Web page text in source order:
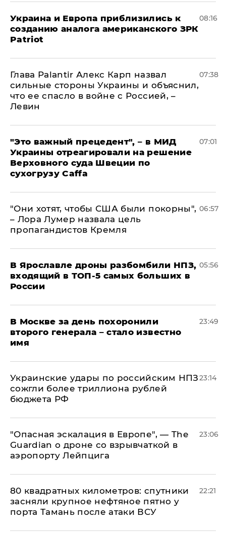
Украина и Европа приблизились к
созданию аналога американского ЗРК
Patriot
08:16
Глава Palantir Алекс Карп назвал
сильные стороны Украины и объяснил,
что ее спасло в войне с Россией, –
Левин
07:38
"Это важный прецедент", – в МИД
Украины отреагировали на решение
Верховного суда Швеции по
сухогрузу Caffa
07:01
"Они хотят, чтобы США были покорны",
– Лора Лумер назвала цель
пропагандистов Кремля
06:57
В Ярославле дроны разбомбили НПЗ,
входящий в ТОП-5 самых больших в
России
05:56
В Москве за день похоронили
второго генерала – стало известно
имя
23:49
Украинские удары по российским НПЗ
сожгли более триллиона рублей
бюджета РФ
23:14
"Опасная эскалация в Европе", — The
Guardian о дроне со взрывчаткой в
аэропорту Лейпцига
23:06
80 квадратных километров: спутники
засняли крупное нефтяное пятно у
порта Тамань после атаки ВСУ
22:21